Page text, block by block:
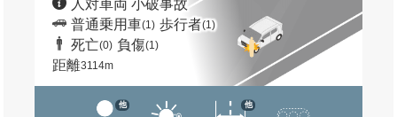
人対車両 小破事故
普通乗用車(1) 歩行者(1)
死亡(0) 負傷(1)
距離3114m
他 他